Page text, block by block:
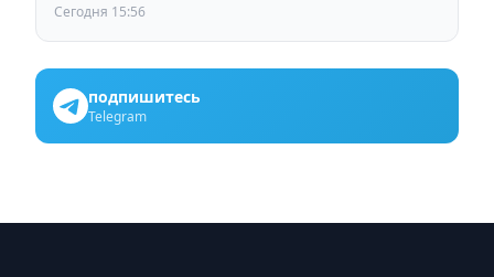
Сегодня 15:56
подпишитесь
Telegram